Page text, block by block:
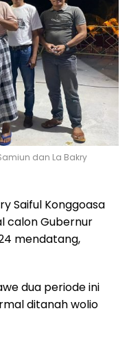
dan La Bakry
Saiful Konggoasa
calon Gubernur
mendatang,
dua periode ini
ditanah wolio